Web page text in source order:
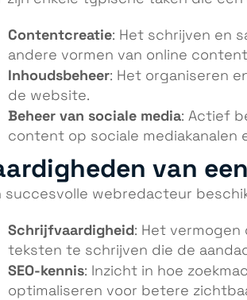
Contentcreatie: Het schrijven en
andere vormen van online
Inhoudsbeheer: Het organiseren
de website.
Beheer van sociale media: Actief
content op sociale mediakanalen
van
succesvolle webredacteur
Schrijfvaardigheid: Het vermogen
teksten te schrijven die de
SEO-kennis: Inzicht in hoe
optimaliseren voor betere